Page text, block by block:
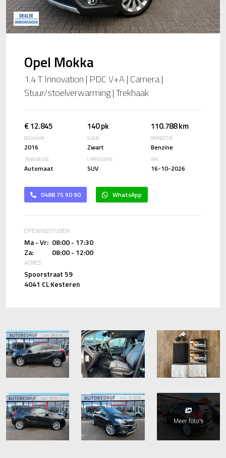
Opel Mokka
1.4 T Innovation | PDC V+A | Camera |
Stuur/stoelverwarming | Trekhaak
€ 12.845 140 pk 110.788 km
BOUWJAAR
2016
KLEUR
Zwart
BRANDSTOF
Benzine
TRANSMISSIE
Automaat
CARROSSERIE
SUV
APK
16-10-2026
0488 75 90 90 WhatsApp
OPENINGSTIJDEN
Ma - Vr: 08:00 - 17:30
Za:
08:00 - 12:00
ADRES
Spoorstraat 59
4041 CL Kesteren